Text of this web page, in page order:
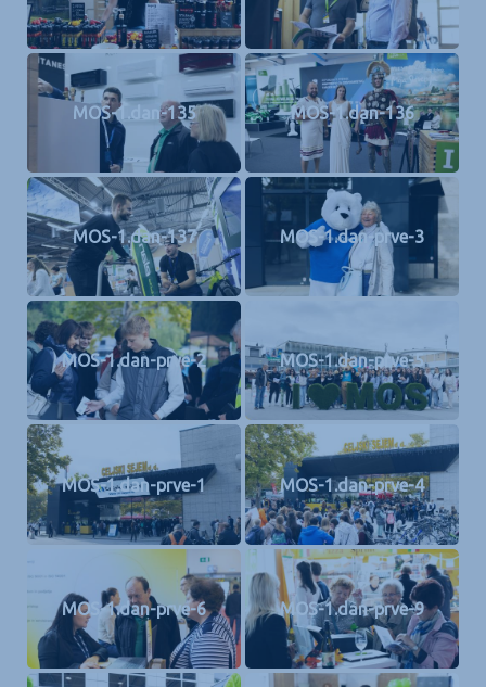
MOS-1.dan-135 MOS-1.dan-136
MOS-1.dan-137 MOS-1.dan-prve-3
MOS-1.dan-prve-2 MOS-1.dan-prve-5
MOS-1.dan-prve-1 MOS-1.dan-prve-4
MOS-1.dan-prve-6 MOS-1.dan-prve-9